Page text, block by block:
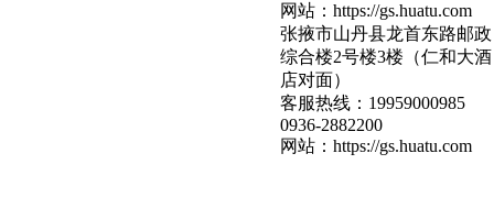
网站：https://gs.huatu.com
张掖市山丹县龙首东路邮政
综合楼2号楼3楼（仁和大酒
店对面）
客服热线： 19959000985
0936-2882200
网站：https://gs.huatu.com